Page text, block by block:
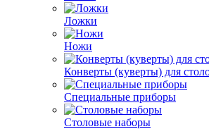
Ложки
Ножи
Конверты (куверты) для
Специальные приборы
Столовые наборы